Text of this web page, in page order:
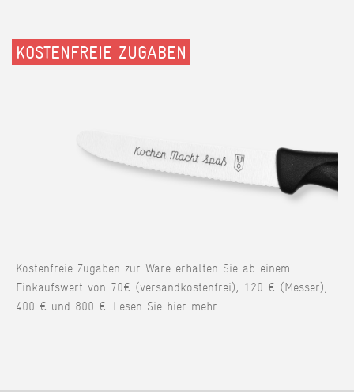
KOSTENFREIE ZUGABEN
Kostenfreie Zugaben zur Ware erhalten Sie ab einem
Einkaufswert von 70€ (versandkostenfrei), 120 € (Messer),
400 € und 800 €. Lesen Sie hier mehr.